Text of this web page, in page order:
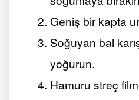
Geniş bir kapta
Soğuyan bal
yoğurun.
Hamuru streç